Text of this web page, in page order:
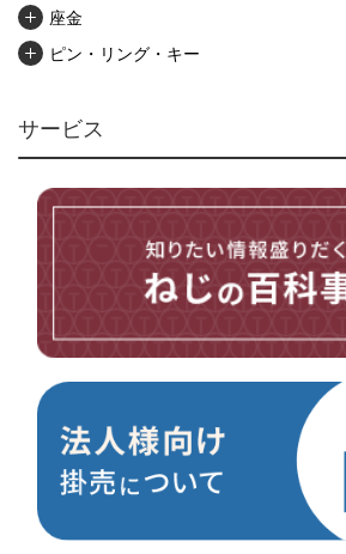
座金
ピン・リング・キー
アンカー・プラグ
ユニファイねじ
その他ねじ
電材・設備
切削工具
サービス